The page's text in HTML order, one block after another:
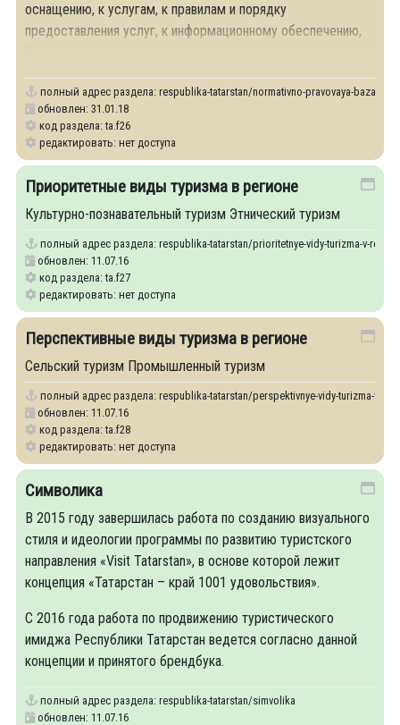
оснащению, к услугам, к правилам и порядку
предоставления услуг, к информационному обеспечению,
полный адрес раздела: respublika-tatarstan/normativno-pravovaya-baza-v-
обновлен: 31.01.18
код раздела: ta.f26
редактировать: нет доступа
Приоритетные виды туризма в регионе
Культурно-познавательный туризм Этнический туризм
полный адрес раздела: respublika-tatarstan/prioritetnye-vidy-turizma-v-
обновлен: 11.07.16
код раздела: ta.f27
редактировать: нет доступа
Перспективные виды туризма в регионе
Сельский туризм Промышленный туризм
полный адрес раздела: respublika-tatarstan/perspektivnye-vidy-turizma-v-
обновлен: 11.07.16
код раздела: ta.f28
редактировать: нет доступа
Символика
В 2015 году завершилась работа по созданию визуального
стиля и идеологии программы по развитию туристского
направления «Visit Tatarstan», в основе которой лежит
концепция «Татарстан – край 1001 удовольствия».
С 2016 года работа по продвижению туристического
имиджа Республики Татарстан ведется согласно данной
концепции и принятого брендбука.
полный адрес раздела: respublika-tatarstan/simvolika
обновлен: 11.07.16